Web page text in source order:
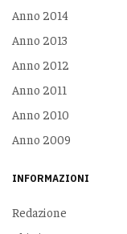
Anno 2014
Anno 2013
Anno 2012
Anno 2011
Anno 2010
Anno 2009
INFORMAZIONI
Redazione